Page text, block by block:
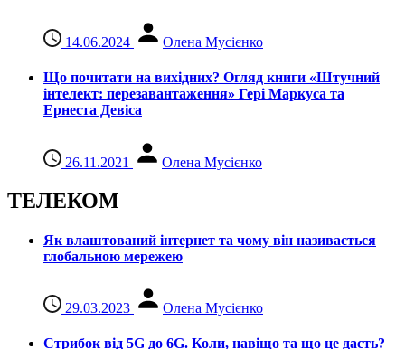
14.06.2024 Олена Мусієнко
Що почитати на вихідних? Огляд книги «Штучний
інтелект: перезавантаження» Гері Маркуса та
Ернеста Девіса
26.11.2021 Олена Мусієнко
ТЕЛЕКОМ
Як влаштований інтернет та чому він називається
глобальною мережею
29.03.2023 Олена Мусієнко
Стрибок від 5G до 6G. Коли, навіщо та що це даcть?